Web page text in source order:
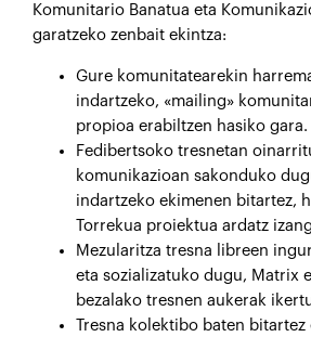
Komunitario Banatua eta
garatzeko zenbait ekintza:
Gure komunitatearekin
indartzeko, «mailing»
propioa erabiltzen hasiko gara.
Fedibertsoko tresnetan
komunikazioan sakonduko
indartzeko ekimenen bitartez,
Torrekua proiektua ardatz
Mezularitza tresna libreen
eta sozializatuko dugu, Matrix
bezalako tresnen aukerak
Tresna kolektibo baten bitartez